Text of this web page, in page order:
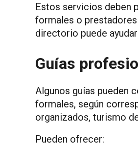
Estos servicios deben
formales o
directorio puede
Guías
Algunos guías pueden
formales, según
organizados, turismo
Pueden ofrecer: